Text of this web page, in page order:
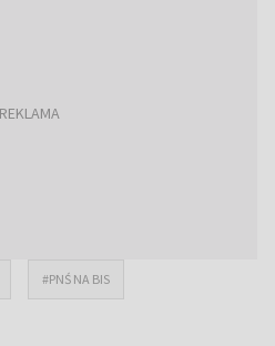
#PNŚ NA BIS